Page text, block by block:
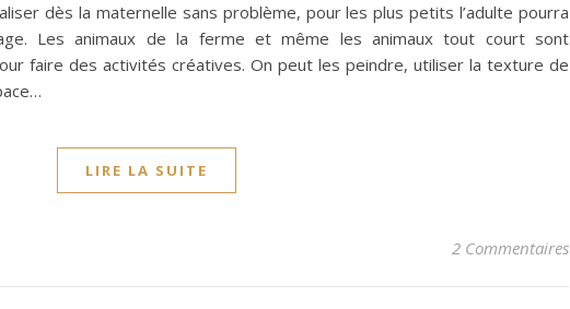
dès la maternelle sans problème, pour les plus petits l’adulte pourra
Les animaux de la ferme et même les animaux tout court sont
faire des activités créatives. On peut les peindre, utiliser la texture de
LIRE LA SUITE
2 Commentaires